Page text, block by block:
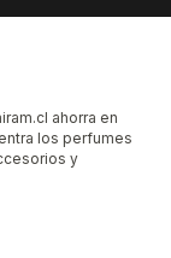
ahorra en
los perfumes
y